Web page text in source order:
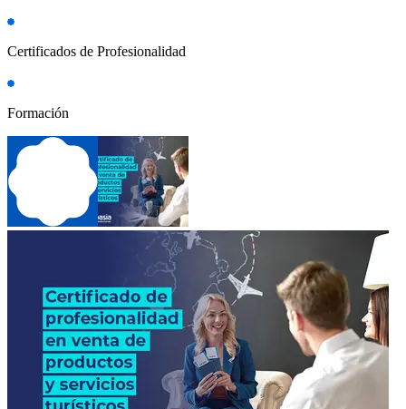
Certificados de Profesionalidad
Formación